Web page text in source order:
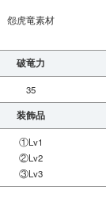
怨虎竜素材
破竜力
35
装飾品
①Lv1
②Lv2
③Lv3